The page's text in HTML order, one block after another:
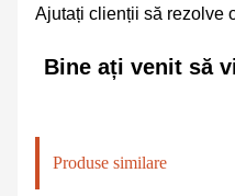
Ajutați clienții să rezolve
Bine ați venit să
Produse similare